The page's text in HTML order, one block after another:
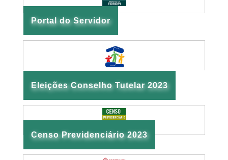
Portal do Servidor
Eleições Conselho Tutelar 2023
Censo Previdenciário 2023